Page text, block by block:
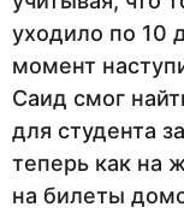
уходило по 10
момент
Саид смог
для студента
теперь как на
на билеты